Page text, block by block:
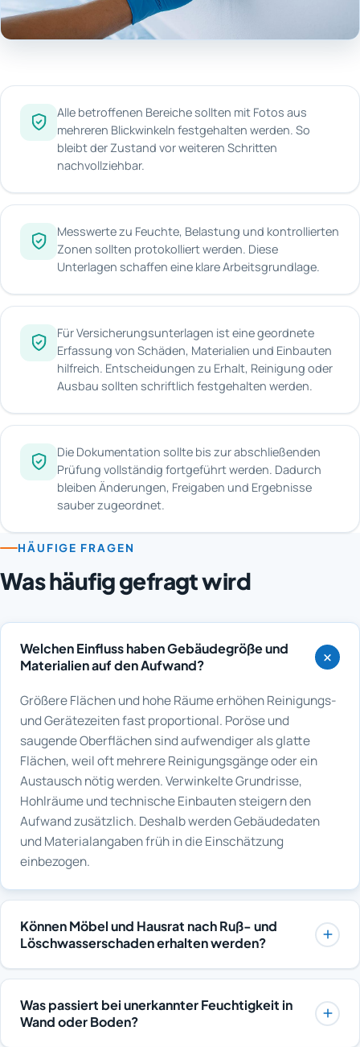
Alle betroffenen Bereiche sollten mit Fotos aus
mehreren Blickwinkeln festgehalten werden. So
bleibt der Zustand vor weiteren Schritten
nachvollziehbar.
Messwerte zu Feuchte, Belastung und kontrollierten
Zonen sollten protokolliert werden. Diese
Unterlagen schaffen eine klare Arbeitsgrundlage.
Für Versicherungsunterlagen ist eine geordnete
Erfassung von Schäden, Materialien und Einbauten
hilfreich. Entscheidungen zu Erhalt, Reinigung oder
Ausbau sollten schriftlich festgehalten werden.
Die Dokumentation sollte bis zur abschließenden
Prüfung vollständig fortgeführt werden. Dadurch
bleiben Änderungen, Freigaben und Ergebnisse
sauber zugeordnet.
HÄUFIGE FRAGEN
Was häufig gefragt wird
Welchen Einfluss haben Gebäudegröße und
Materialien auf den Aufwand?
Größere Flächen und hohe Räume erhöhen Reinigungs-
und Gerätezeiten fast proportional. Poröse und
saugende Oberflächen sind aufwendiger als glatte
Flächen, weil oft mehrere Reinigungsgänge oder ein
Austausch nötig werden. Verwinkelte Grundrisse,
Hohlräume und technische Einbauten steigern den
Aufwand zusätzlich. Deshalb werden Gebäudedaten
und Materialangaben früh in die Einschätzung
einbezogen.
Können Möbel und Hausrat nach Ruß- und
Löschwasserschaden erhalten werden?
Oft ist das möglich, abhängig von Material und
Belastungsgrad. Glatte, geschlossene Oberflächen
lassen sich meist gut reinigen, stark durchfeuchtete
Was passiert bei unerkannter Feuchtigkeit in
Wand oder Boden?